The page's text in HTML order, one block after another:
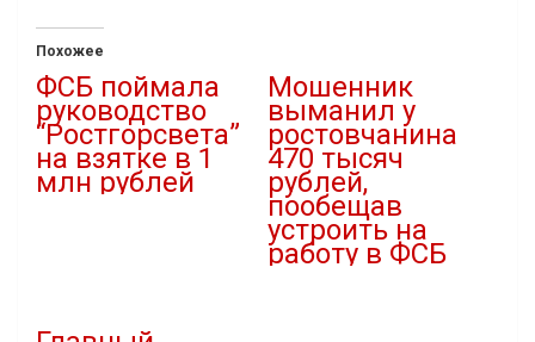
Похожее
ФСБ поймала
руководство
“Ростгорсвета”
на взятке в 1
млн рублей
Мошенник
выманил у
ростовчанина
470 тысяч
рублей,
пообещав
устроить на
работу в ФСБ